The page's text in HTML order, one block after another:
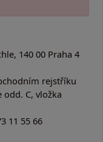
140 00 Praha 4
rejstříku
odd. C, vložka
11 55 66